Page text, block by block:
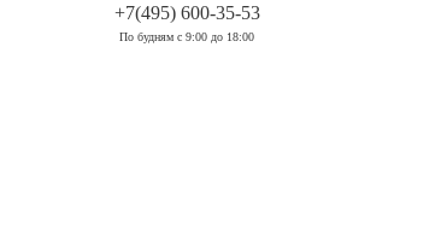
+7(495) 600-35-53
По будням с 9:00 до 18:00